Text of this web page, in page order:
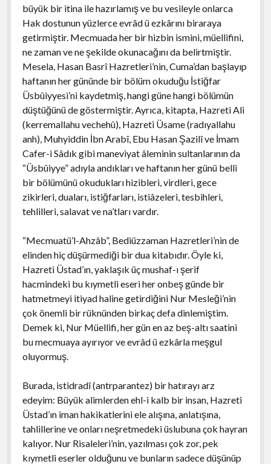
büyük bir itina ile hazırlamış ve bu vesileyle onlarca
Hak dostunun yüzlerce evrâd ü ezkârını biraraya
getirmiştir. Mecmuada her bir hizbin ismini, müellifini,
ne zaman ve ne şekilde okunacağını da belirtmiştir.
Mesela, Hasan Basrî Hazretleri’nin, Cuma’dan başlayıp
haftanın her gününde bir bölüm okuduğu İstiğfar
Üsbûiyyesi’ni kaydetmiş, hangi güne hangi bölümün
düştüğünü de göstermiştir. Ayrıca, kitapta, Hazreti Ali
(kerremallahu vechehû), Hazreti Üsame (radıyallahu
anh), Muhyiddin İbn Arabî, Ebu Hasan Şazilî ve İmam
Cafer-i Sâdık gibi maneviyat âleminin sultanlarının da
“Üsbûiyye” adıyla andıkları ve haftanın her günü belli
bir bölümünü okudukları hizibleri, virdleri, gece
zikirleri, duaları, istiğfarları, istiâzeleri, tesbihleri,
tehlilleri, salavat ve na’tları vardır.
“Mecmuatü’l-Ahzâb”, Bediüzzaman Hazretleri’nin de
elinden hiç düşürmediği bir dua kitabıdır. Öyle ki,
Hazreti Üstad’ın, yaklaşık üç mushaf-ı şerif
hacmindeki bu kıymetli eseri her onbeş günde bir
hatmetmeyi itiyad haline getirdiğini Nur Mesleği’nin
çok önemli bir rüknünden birkaç defa dinlemiştim.
Demek ki, Nur Müellifi, her gün en az beş-altı saatini
bu mecmuaya ayırıyor ve evrâd ü ezkârla meşgul
oluyormuş.
Burada, istidradî (antrparantez) bir hatırayı arz
edeyim: Büyük alimlerden ehl-i kalb bir insan, Hazreti
Üstad’ın iman hakikatlerini ele alışına, anlatışına,
tahlillerine ve onları neşretmedeki üslubuna çok hayran
kalıyor. Nur Risaleleri’nin, yazılması çok zor, pek
kıymetli eserler olduğunu ve bunların sadece düşünüp